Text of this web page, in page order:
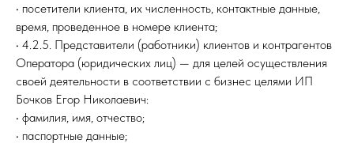
• посетители клиента, их численность, контактные данные,
время, проведенное в номере клиента;
• 4.2.5. Представители (работники) клиентов и контрагентов
Оператора (юридических лиц) — для целей осуществления
своей деятельности в соответствии с бизнес целями ИП
Бочков Егор Николаевич:
• фамилия, имя, отчество;
• паспортные данные;